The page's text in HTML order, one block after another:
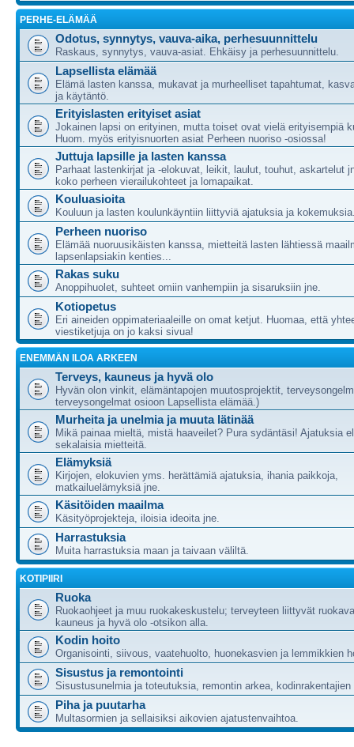
PERHE-ELÄMÄÄ
Odotus, synnytys, vauva-aika, perhesuunnittelu
Raskaus, synnytys, vauva-asiat. Ehkäisy ja perhesuunnittelu.
Lapsellista elämää
Elämä lasten kanssa, mukavat ja murheelliset tapahtumat,
ja käytäntö.
Erityislasten erityiset asiat
Jokainen lapsi on erityinen, mutta toiset ovat vielä erityisempiä
Huom. myös erityisnuorten asiat Perheen nuoriso -osiossa!
Juttuja lapsille ja lasten kanssa
Parhaat lastenkirjat ja -elokuvat, leikit, laulut, touhut, askartelut
koko perheen vierailukohteet ja lomapaikat.
Kouluasioita
Kouluun ja lasten koulunkäyntiin liittyviä ajatuksia ja
Perheen nuoriso
Elämää nuoruusikäisten kanssa, mietteitä lasten lähtiessä
lapsenlapsiakin kenties...
Rakas suku
Anoppihuolet, suhteet omiin vanhempiin ja sisaruksiin jne.
Kotiopetus
Eri aineiden oppimateriaaleille on omat ketjut. Huomaa, että
viestiketjuja on jo kaksi sivua!
ENEMMÄN ILOA ARKEEN
Terveys, kauneus ja hyvä olo
Hyvän olon vinkit, elämäntapojen muutosprojektit,
terveysongelmat osioon Lapsellista elämää.)
Murheita ja unelmia ja muuta lätinää
Mikä painaa mieltä, mistä haaveilet? Pura sydäntäsi! Ajatuksia
sekalaisia mietteitä.
Elämyksiä
Kirjojen, elokuvien yms. herättämiä ajatuksia, ihania paikkoja,
matkailuelämyksiä jne.
Käsitöiden maailma
Käsityöprojekteja, iloisia ideoita jne.
Harrastuksia
Muita harrastuksia maan ja taivaan väliltä.
KOTIPIIRI
Ruoka
Ruokaohjeet ja muu ruokakeskustelu; terveyteen liittyvät
kauneus ja hyvä olo -otsikon alla.
Kodin hoito
Organisointi, siivous, vaatehuolto, huonekasvien ja lemmikkien
Sisustus ja remontointi
Sisustusunelmia ja toteutuksia, remontin arkea,
Piha ja puutarha
Multasormien ja sellaisiksi aikovien ajatustenvaihtoa.